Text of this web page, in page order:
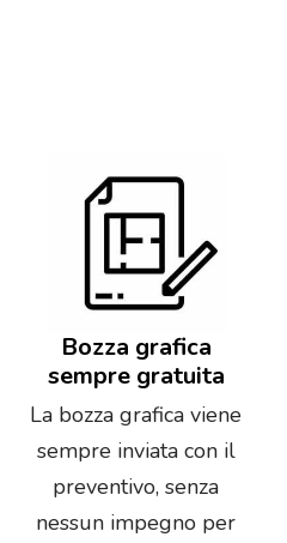
Bozza grafica
sempre gratuita
La bozza grafica viene
sempre inviata con il
preventivo, senza
nessun impegno per